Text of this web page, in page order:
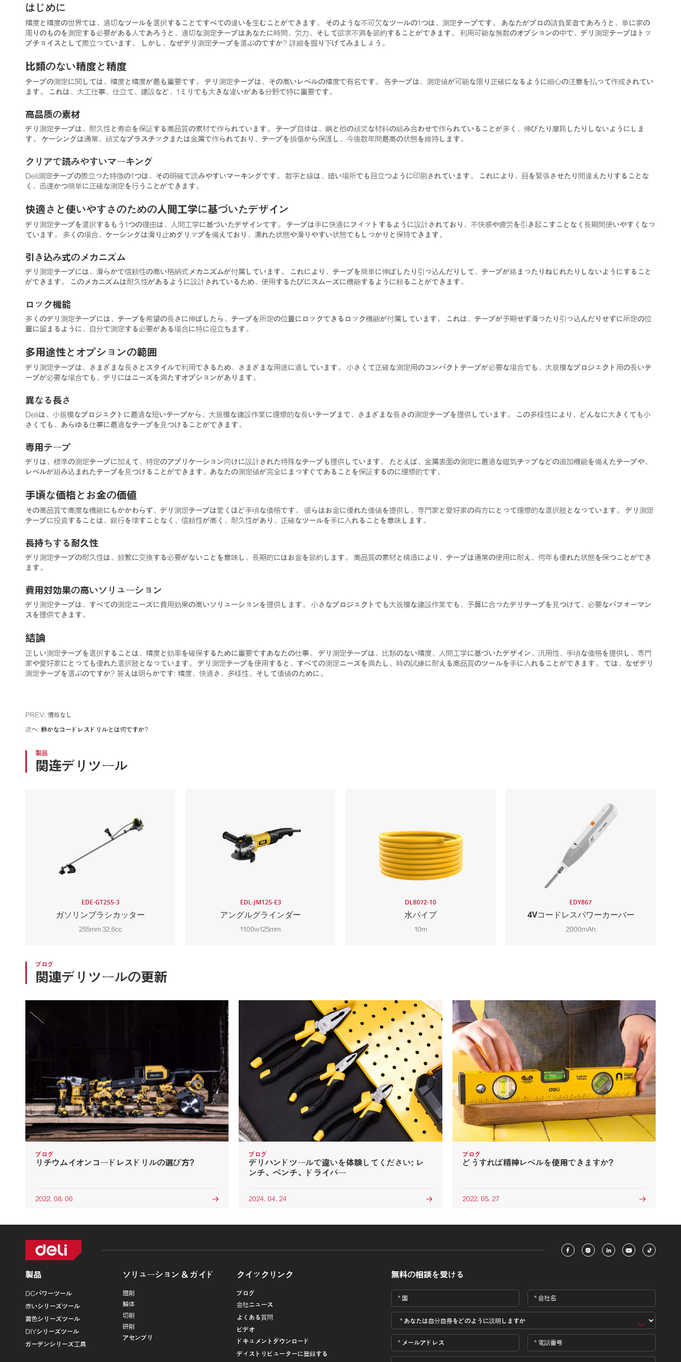
はじめに
精度と精度の世界では、適切なツールを選択することですべての違いを生むことができます。 そのような不可欠なツールの1つは、測定テープです。 あなたがプロの請負業者であろうと、単に家の
周りのものを測定する必要がある人であろうと、適切な測定テープはあなたに時間、労力、そして欲求不満を節約することができます。 利用可能な無数のオプションの中で、デリ測定テープはトッ
プチョイスとして際立っています。 しかし、なぜデリ測定テープを選ぶのですか? 詳細を掘り下げてみましょう。
比類のない精度と精度
テープの測定に関しては、精度と精度が最も重要です。 デリ測定テープは、その高いレベルの精度で有名です。 各テープは、測定値が可能な限り正確になるように細心の注意を払って作成されてい
ます。 これは、大工仕事、仕立て、建設など、1ミリでも大きな違いがある分野で特に重要です。
高品质の素材
デリ測定テープは、耐久性と寿命を保証する高品質の素材で作られています。 テープ自体は、鋼と他の頑丈な材料の組み合わせで作られていることが多く、伸びたり摩耗したりしないようにしま
す。 ケーシングは通常、頑丈なプラスチックまたは金属で作られており、テープを損傷から保護し、今後数年間最高の状態を維持します。
クリアで読みやすいマーキング
Deli測定テープの際立った特徴の1つは、その明確で読みやすいマーキングです。 数字と線は、暗い場所でも目立つように印刷されています。 これにより、目を緊張させたり間違えたりすることな
く、迅速かつ簡単に正確な測定を行うことができます。
快適さと使いやすさのための人間工学に基づいたデザイン
デリ測定テープを選択するもう1つの理由は、人間工学に基づいたデザインです。 テープは手に快適にフィットするように設計されており、不快感や疲労を引き起こすことなく長期間使いやすくなっ
ています。 多くの場合、ケーシングは滑り止めグリップを備えており、濡れた状態や滑りやすい状態でもしっかりと保持できます。
引き込み式のメカニズム
デリ測定テープには、滑らかで信頼性の高い格納式メカニズムが付属しています。 これにより、テープを簡単に伸ばしたり引っ込んだりして、テープが絡まったりねじれたりしないようにすること
ができます。 このメカニズムは耐久性があるように設計されているため、使用するたびにスムーズに機能するように頼ることができます。
ロック機能
多くのデリ測定テープには、テープを希望の長さに伸ばしたら、テープを所定の位置にロックできるロック機能が付属しています。 これは、テープが予期せず滑ったり引っ込んだりせずに所定の位
置に留まるように、自分で測定する必要がある場合に特に役立ちます。
多用途性とオプションの範囲
デリ測定テープは、さまざまな長さとスタイルで利用できるため、さまざまな用途に適しています。 小さくて正確な測定用のコンパクトテープが必要な場合でも、大規模なプロジェクト用の長いテ
ープが必要な場合でも、デリにはニーズを満たすオプションがあります。
異なる長さ
Deliは、小規模なプロジェクトに最適な短いテープから、大規模な建設作業に理想的な長いテープまで、さまざまな長さの測定テープを提供しています。 この多様性により、どんなに大きくても小
さくても、あらゆる仕事に最適なテープを見つけることができます。
専用テープ
デリは、標準の測定テープに加えて、特定のアプリケーション向けに設計された特殊なテープも提供しています。 たとえば、金属表面の測定に最適な磁気チップなどの追加機能を備えたテープや、
レベルが組み込まれたテープを見つけることができます。あなたの測定値が完全にまっすぐであることを保証するのに理想的です。
手頃な価格とお金の価値
その高品質で高度な機能にもかかわらず、デリ測定テープは驚くほど手頃な価格です。 彼らはお金に優れた価値を提供し、専門家と愛好家の両方にとって理想的な選択肢となっています。 デリ測定
テープに投資することは、銀行を壊すことなく、信頼性が高く、耐久性があり、正確なツールを手に入れることを意味します。
長持ちする耐久性
デリ測定テープの耐久性は、頻繁に交換する必要がないことを意味し、長期的にはお金を節約します。 高品質の素材と構造により、テープは通常の使用に耐え、何年も優れた状態を保つことができ
ます。
費用対効果の高いソリューション
デリ測定テープは、すべての測定ニーズに費用効果の高いソリューションを提供します。 小さなプロジェクトでも大規模な建設作業でも、予算に合ったデリテープを見つけて、必要なパフォーマン
スを提供できます。
結論
正しい測定テープを選択することは、精度と効率を確保するために重要ですあなたの仕事。 デリ測定テープは、比類のない精度、人間工学に基づいたデザイン、汎用性、手頃な価格を提供し、専門
家や愛好家にとっても優れた選択肢となっています。 デリ測定テープを使用すると、すべての測定ニーズを満たし、時の試練に耐える高品質のツールを手に入れることができます。 では、なぜデリ
測定テープを選ぶのですか? 答えは明らかです: 精度、快適さ、多様性、そして価値のために。
PREV: 情報なし
次へ: 静かなコードレスドリルとは何ですか?
製品
関连デリツール
EDE-GT255-3
ガソリンブラシカッター
255mm 32.6cc
EDL-JM125-E3
アングルグラインダー
1100w125mm
DL8072-10
水パイプ
10m
EDY867
4Vコードレスパワーカーバー
2000mAh
ブログ
関連デリツールの更新
ブログ
リチウムイオンコードレスドリルの選び方?
2022. 08. 06 
ブログ
デリハンドツールで違いを体験してください: レ
ンチ、ペンチ、ドライバー
2024. 04. 24 
ブログ
どうすれば精神レベルを使用できますか?
2022. 05. 27 
    
製品
DCパワーツール
赤いシリーズツール
黄色シリーズツール
DIYシリーズツール
ガーデンシリーズ工具
ソリューション & ガイド
掘削
解体
切削
研削
アセンブリ
クイックリンク
ブログ
会社ニュース
よくある質問
ビデオ
ドキュメントダウンロード
ディストリビューターに登録する
無料の相談を受ける